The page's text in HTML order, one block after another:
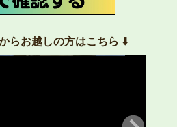
らお越しの方はこちら ⬇️